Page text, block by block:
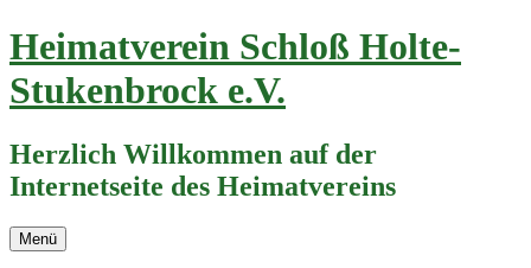
Zum
Inhalt
springen
Heimatverein Schloß Holte-
Stukenbrock e.V.
Herzlich Willkommen auf der
Internetseite des Heimatvereins
Menü